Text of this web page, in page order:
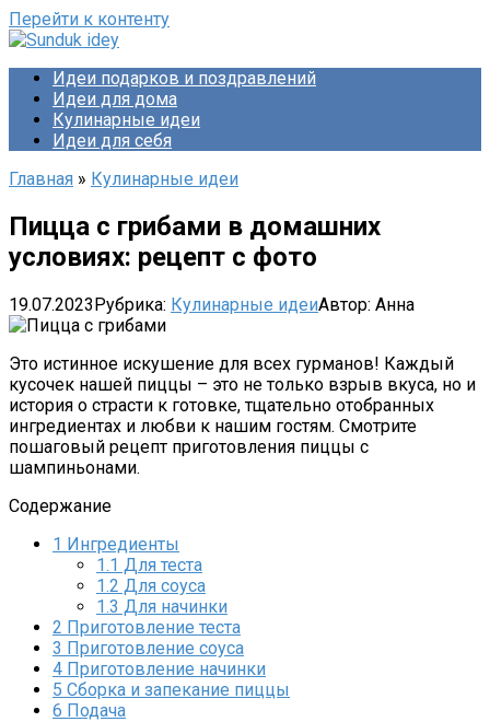
Перейти к контенту
Идеи подарков и поздравлений
Идеи для дома
Кулинарные идеи
Идеи для себя
Главная » Кулинарные идеи
Пицца с грибами в домашних
условиях: рецепт с фото
19.07.2023Рубрика: Кулинарные идеиАвтор: Анна
Это истинное искушение для всех гурманов! Каждый
кусочек нашей пиццы – это не только взрыв вкуса, но и
история о страсти к готовке, тщательно отобранных
ингредиентах и любви к нашим гостям. Смотрите
пошаговый рецепт приготовления пиццы с
шампиньонами.
Содержание
1 Ингредиенты
1.1 Для теста
1.2 Для соуса
1.3 Для начинки
2 Приготовление теста
3 Приготовление соуса
4 Приготовление начинки
5 Сборка и запекание пиццы
6 Подача